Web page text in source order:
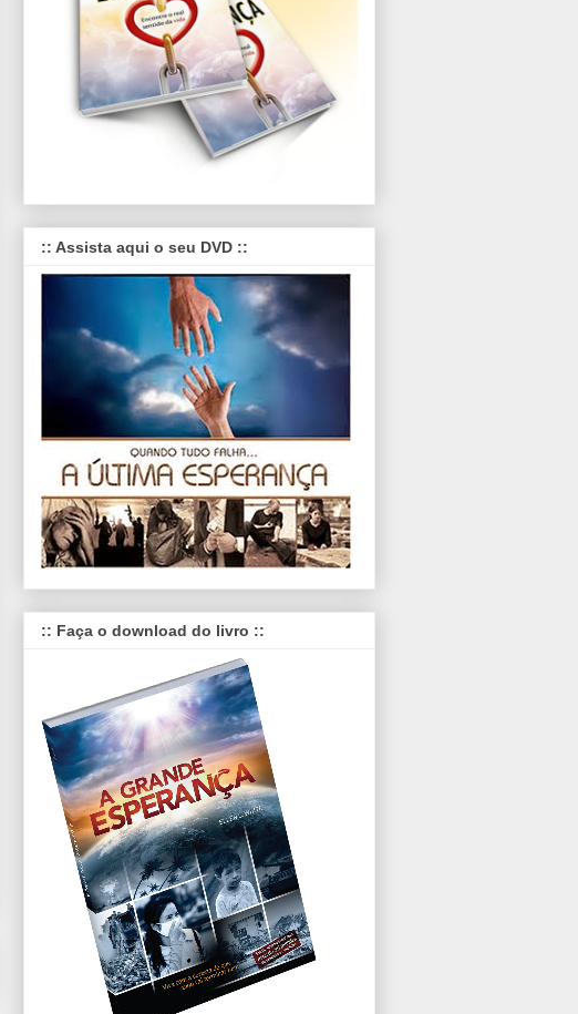
:: Assista aqui o seu DVD ::
:: Faça o download do livro ::